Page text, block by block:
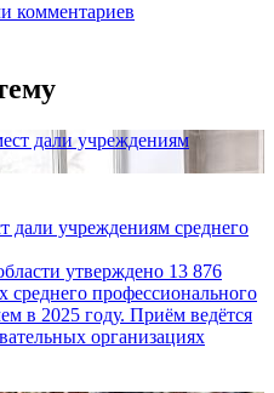
комментариев
дали учреждениям среднего
утверждено 13 876
профессионального
в 2025 году. Приём ведётся
организациях